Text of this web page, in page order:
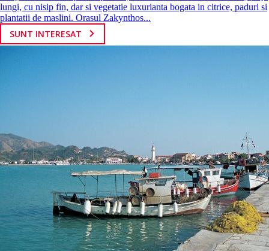
lungi, cu nisip fin, dar si vegetatie luxurianta bogata in citrice, paduri si
plantatii de maslini. Orasul Zakynthos...
SUNT INTERESAT